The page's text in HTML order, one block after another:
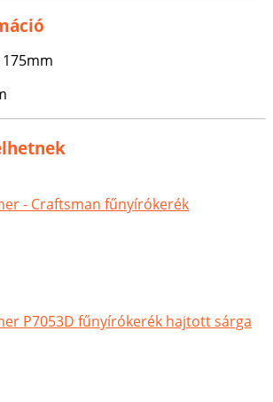
- Craftsman fűnyírókerék
P7053D fűnyírókerék hajtott sárga